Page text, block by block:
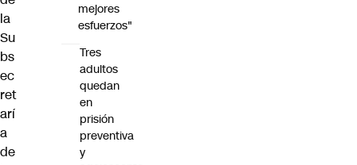
la
Su
bs
ec
ret
arí
a
de
mejores
esfuerzos"
Tres
adultos
quedan
en
prisión
preventiva
y